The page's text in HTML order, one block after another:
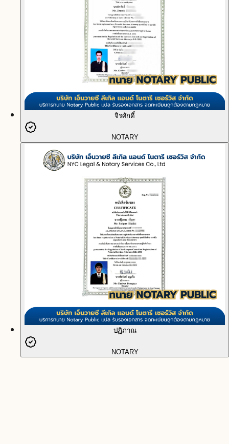
จิรศักดิ์
NOTARY
ปฏิภาณ
NOTARY